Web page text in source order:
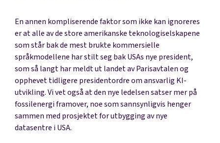
En annen kompliserende faktor som ikke kan ignoreres
er at alle av de store amerikanske teknologiselskapene
som står bak de mest brukte kommersielle
språkmodellene har stilt seg bak USAs nye president,
som så langt har meldt ut landet av Parisavtalen og
opphevet tidligere presidentordre om ansvarlig KI-
utvikling. Vi vet også at den nye ledelsen satser mer på
fossilenergi framover, noe som sannsynligvis henger
sammen med prosjektet for utbygging av nye
datasentre i USA.